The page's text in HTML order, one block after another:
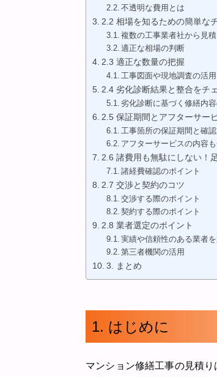
不透明な費用とは
2.2 相場を知るための簡単な
複数の工事業者社から見
適正な相場の判断
2.3 適正な数量の把握
工事図面や現地調査の活用
2.4 劣化診断結果と整合をチ
劣化診断に基づく修繕内
2.5 保証期間とアフターサー
工事箇所の保証期間と確
アフターサービスの内容
2.6 諸費用も無駄にしない！
諸経費確認のポイント
2.7 交渉と契約のコツ
交渉する際のポイント
契約する際のポイント
2.8 業者選定のポイント
実績や信頼性のある業者
第三者機関の活用
3. まとめ
1. はじめに
マンション修繕工事の見積